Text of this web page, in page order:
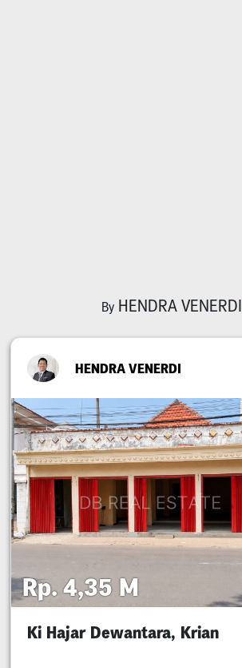
By HENDRA VENERDI
HENDRA VENERDI
Rp. 4,35 M
Ki Hajar Dewantara, Krian